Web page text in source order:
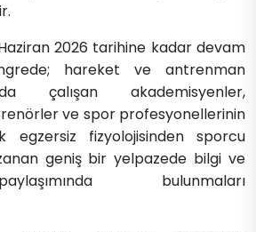
2026 tarihine kadar devam
hareket ve antrenman
çalışan akademisyenler,
ve spor profesyonellerinin
fizyolojisinden sporcu
geniş bir yelpazede bilgi ve
bulunmaları